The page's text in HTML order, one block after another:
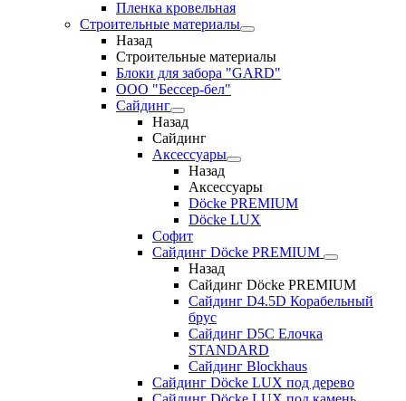
Пленка кровельная
Строительные материалы
Назад
Строительные материалы
Блоки для забора "GARD"
ООО "Бессер-бел"
Сайдинг
Назад
Сайдинг
Аксессуары
Назад
Аксессуары
Döcke PREMIUM
Döcke LUX
Софит
Сайдинг Döcke PREMIUM
Назад
Сайдинг Döcke PREMIUM
Сайдинг D4.5D Корабельный
брус
Сайдинг D5С Елочка
STANDARD
Сайдинг Blockhaus
Сайдинг Döcke LUX под дерево